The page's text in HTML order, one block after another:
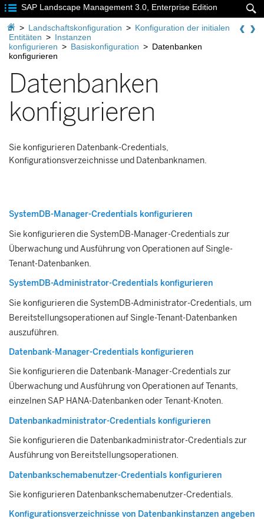

 SAP Landscape Management 3.0, Enterprise Edition
 > Landschaftskonfiguration > Konfiguration der initialen
Entitäten > Instanzen
konfigurieren > Basiskonfiguration > Datenbanken
konfigurieren
Datenbanken
konfigurieren
Sie konfigurieren Datenbank-Credentials,
Konfigurationsverzeichnisse und Datenbanknamen.
SystemDB-Manager-Credentials konfigurieren
Sie konfigurieren die SystemDB-Manager-Credentials zur
Überwachung und Ausführung von Operationen auf Single-
Tenant-Datenbanken.
SystemDB-Administrator-Credentials konfigurieren
Sie konfigurieren die SystemDB-Administrator-Credentials, um
Bereitstellungsoperationen auf Single-Tenant-Datenbanken
auszuführen.
Datenbank-Manager-Credentials konfigurieren
Sie konfigurieren die Datenbank-Manager-Credentials zur
Überwachung und Ausführung von Operationen auf Tenants,
einzelnen SAP HANA-Datenbanken oder Tenant-Knoten.
Datenbankadministrator-Credentials konfigurieren
Sie konfigurieren die Datenbankadministrator-Credentials zur
Ausführung von Bereitstellungsoperationen.
Datenbankschemabenutzer-Credentials konfigurieren
Sie konfigurieren Datenbankschemabenutzer-Credentials.
Konfigurationsverzeichnisse von Datenbankinstanzen angeben